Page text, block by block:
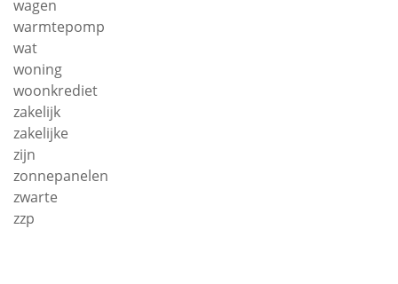
wagen
warmtepomp
wat
woning
woonkrediet
zakelijk
zakelijke
zijn
zonnepanelen
zwarte
zzp